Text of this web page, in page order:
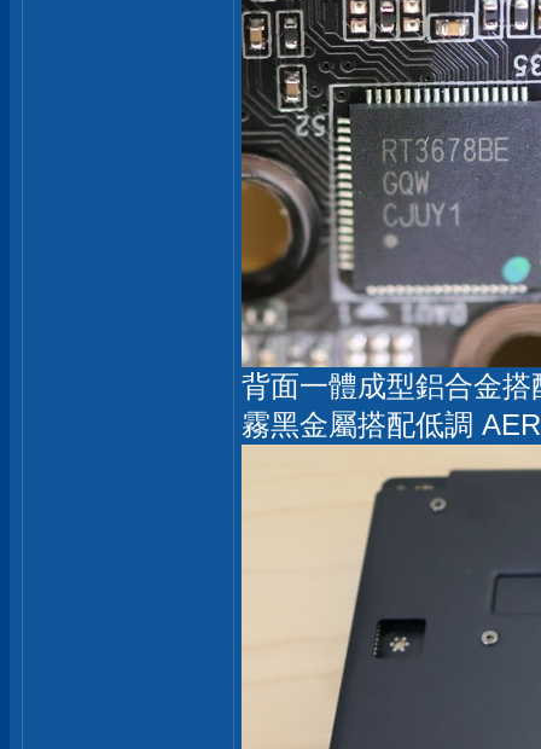
背面一體成型鋁合金
霧黑金屬搭配低調